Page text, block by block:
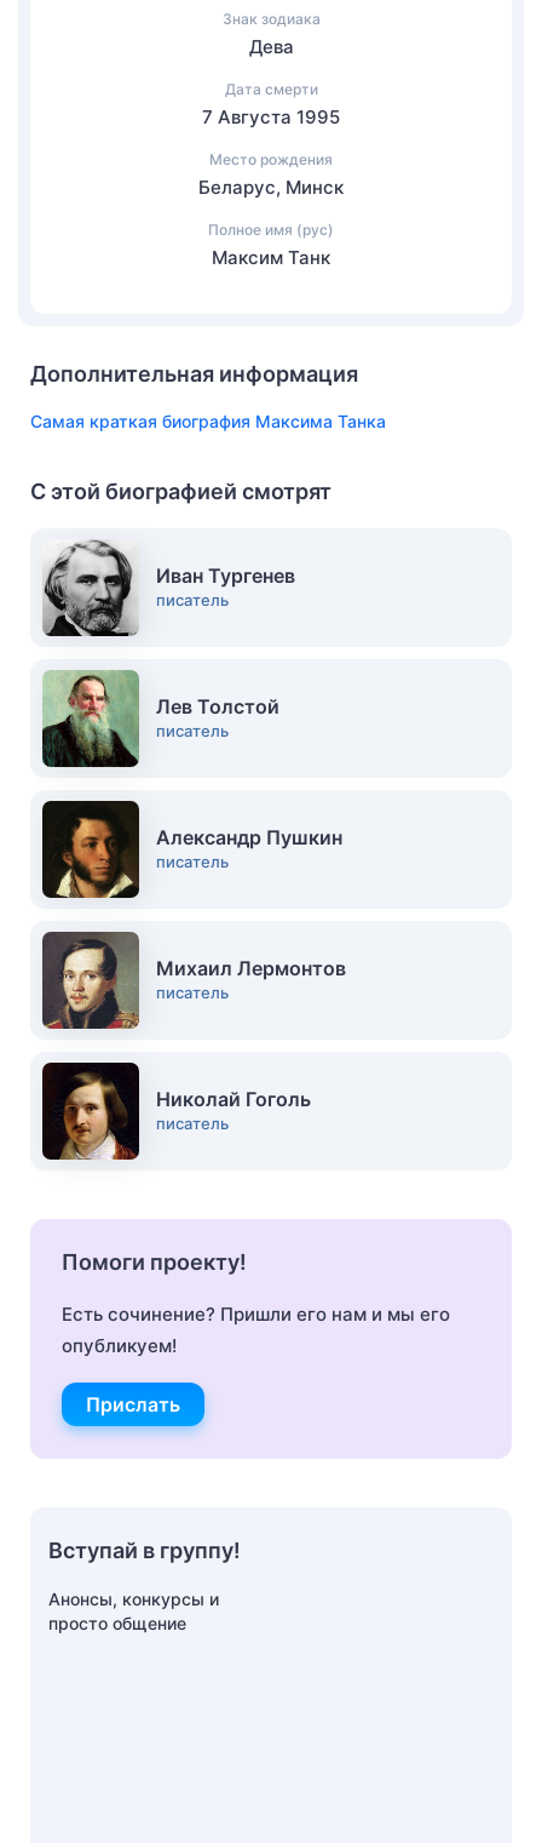
Знак зодиака
Дева
Дата смерти
7 Августа 1995
Место рождения
Беларус, Минск
Полное имя (рус)
Максим Танк
Дополнительная информация
Самая краткая биография Максима Танка
С этой биографией смотрят
Иван Тургенев
писатель
Лев Толстой
писатель
Александр Пушкин
писатель
Михаил Лермонтов
писатель
Николай Гоголь
писатель
Помоги проекту!
Есть сочинение? Пришли его нам и мы его
опубликуем!
Прислать
Вступай в группу!
Анонсы, конкурсы и
просто общение